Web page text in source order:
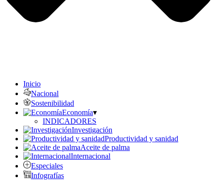
Inicio
Nacional
Sostenibilidad
Economía▾
INDICADORES
Investigación
Productividad y sanidad
Aceite de palma
Internacional
Especiales
Infografías